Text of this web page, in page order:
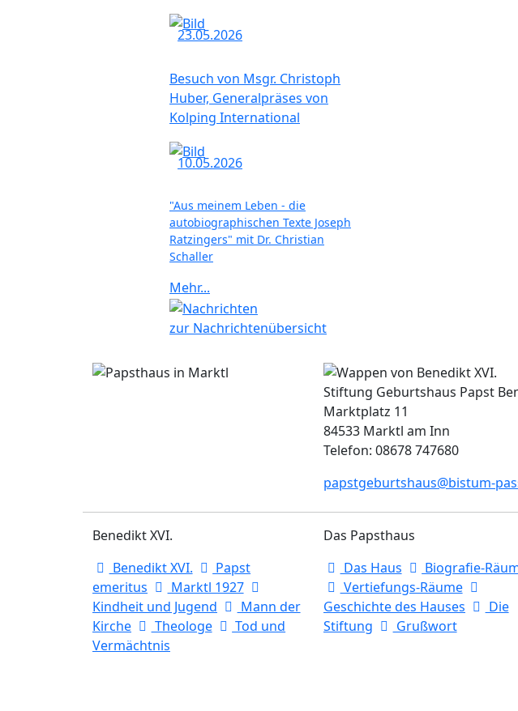
23.05.2026
Besuch von Msgr. Christoph
Huber, Generalpräses von
Kolping International
10.05.2026
"Aus meinem Leben - die
autobiographischen Texte Joseph
Ratzingers" mit Dr. Christian
Schaller
Mehr...
zur Nachrichtenübersicht
Stiftung Geburtshaus Papst
Marktplatz 11
84533 Marktl am Inn
Telefon: 08678 747680
papstgeburtshaus@bistum-
Benedikt XVI.
Benedikt XVI.
Papst
emeritus
Marktl 1927
Kindheit und Jugend
Mann der
Kirche
Theologe
Tod und
Vermächtnis
Das Papsthaus
Das Haus
Biografie-
Vertiefungs-Räume
Geschichte des Hauses
Die
Stiftung
Grußwort